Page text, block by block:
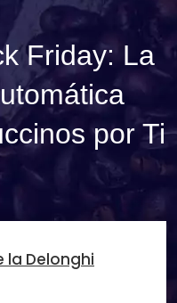
Friday: La
por Ti
la Delonghi